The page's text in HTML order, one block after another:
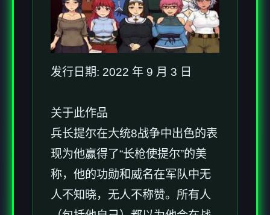
发行日期: 2022 年 9 月 3 日
关于此作品
兵长提尔在大统8战争中出色的表
现为他赢得了“长枪使提尔”的美
称，他的功勋和威名在军队中无
人不知晓，无人不称赞。所有人